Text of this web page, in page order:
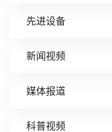
先进设备
新闻视频
媒体报道
科普视频